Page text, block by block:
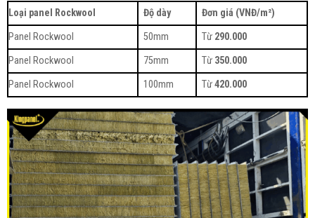
Loại panel Rockwool Độ dày
Đơn giá (VNĐ/m²)
Panel Rockwool
50mm Từ 290.000
Panel Rockwool
75mm Từ 350.000
Panel Rockwool
100mm Từ420.000